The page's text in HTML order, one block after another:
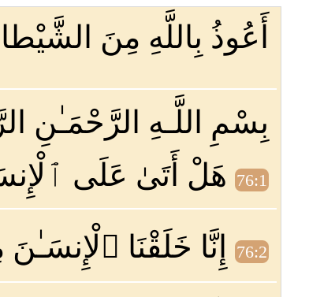
أَعُوذُ بِاللَّهِ مِنَ
بِسْمِ اللَّـهِ الرَّحْمَـٰنِ
76:1 هَلْ أَتَىٰ عَلَى
76:2 إِنَّا خَلَقْنَا